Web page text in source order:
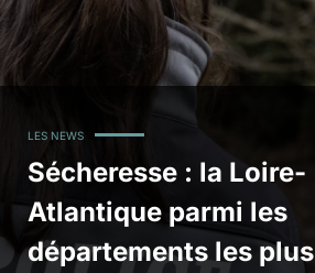
LES NEWS
Sécheresse : la Loire-
Atlantique parmi les
départements les plus